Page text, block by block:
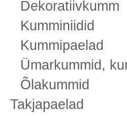
Dekoratiivkumm
Kumminiidid
Kummipaelad
Ümarkummid,
Õlakummid
Takjapaelad